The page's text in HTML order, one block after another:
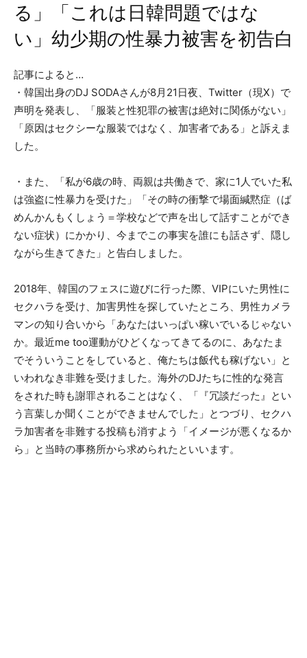
る」「これは日韓問題ではな
い」幼少期の性暴力被害を初告白
記事によると…
・韓国出身のDJ SODAさんが8月21日夜、Twitter（現X）で
声明を発表し、「服装と性犯罪の被害は絶対に関係がない」
「原因はセクシーな服装ではなく、加害者である」と訴えま
した。
・また、「私が6歳の時、両親は共働きで、家に1人でいた私
は強盗に性暴力を受けた」「その時の衝撃で場面緘黙症（ば
めんかんもくしょう＝学校などで声を出して話すことができ
ない症状）にかかり、今までこの事実を誰にも話さず、隠し
ながら生きてきた」と告白しました。
2018年、韓国のフェスに遊びに行った際、VIPにいた男性に
セクハラを受け、加害男性を探していたところ、男性カメラ
マンの知り合いから「あなたはいっぱい稼いでいるじゃない
か。最近me too運動がひどくなってきてるのに、あなたま
でそういうことをしていると、俺たちは飯代も稼げない」と
いわれなき非難を受けました。海外のDJたちに性的な発言
をされた時も謝罪されることはなく、「『冗談だった』とい
う言葉しか聞くことができませんでした」とつづり、セクハ
ラ加害者を非難する投稿も消すよう「イメージが悪くなるか
ら」と当時の事務所から求められたといいます。